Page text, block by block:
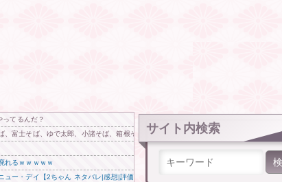
てるんだ？
富士そば、ゆで太郎、小諸そば、箱根そば、しぶそば、梅もと、いろり庵
れるｗｗｗｗｗ
ー・デイ【2ちゃん ネタバレ|感想|評価|評判】
サイト内検索